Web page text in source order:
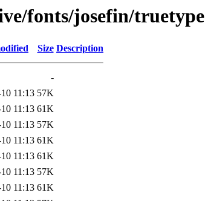
fonts/josefin/truetype
Size Description
-
11:13 57K
11:13 61K
11:13 57K
11:13 61K
11:13 61K
11:13 57K
11:13 61K